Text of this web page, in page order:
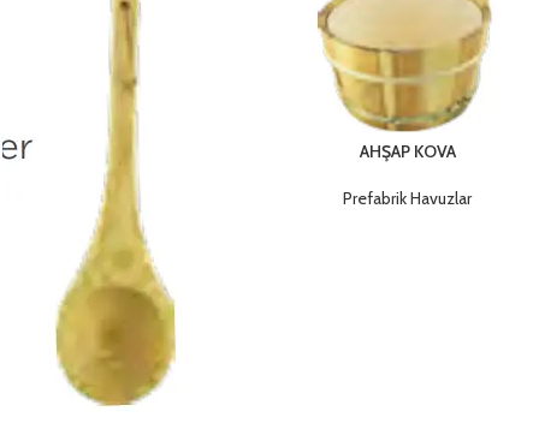
AHŞAP KOVA
Prefabrik Havuzlar